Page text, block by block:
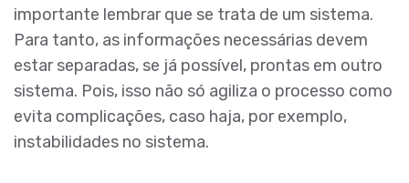
importante lembrar que se trata de um sistema.
Para tanto, as informações necessárias devem
estar separadas, se já possível, prontas em outro
sistema. Pois, isso não só agiliza o processo como
evita complicações, caso haja, por exemplo,
instabilidades no sistema.